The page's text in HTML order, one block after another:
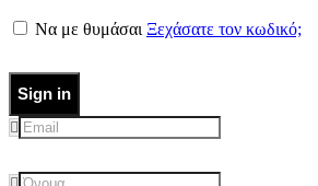
Να με θυμάσαι Ξεχάσατε τον κωδικό;
Sign in